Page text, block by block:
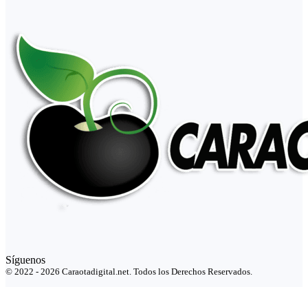
Síguenos
© 2022 - 2026 Caraotadigital.net. Todos los Derechos Reservados.